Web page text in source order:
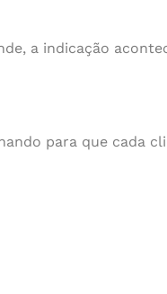
a indicação
para que cada